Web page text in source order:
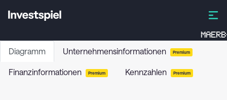
Diagramm Unternehmensinformationen Premium
Finanzinformationen Premium Kennzahlen Premium